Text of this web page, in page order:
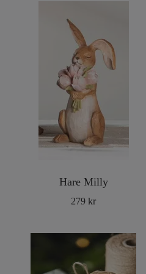
Hare Milly
279 kr